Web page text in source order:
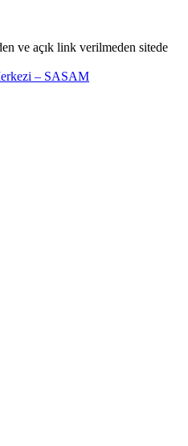
ve açık link verilmeden sitede
– SASAM